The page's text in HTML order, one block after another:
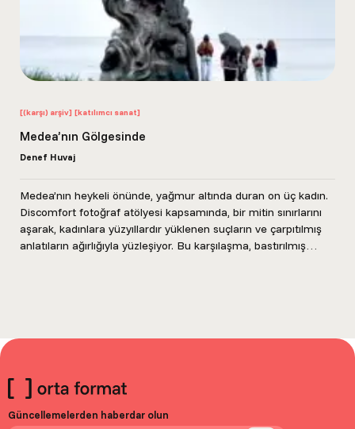
[(karşı) arşiv] [katılımcı sanat]
Medea’nın Gölgesinde
Denef Huvaj
Medea’nın heykeli önünde, yağmur altında duran on üç kadın.
Discomfort fotoğraf atölyesi kapsamında, bir mitin sınırlarını
aşarak, kadınlara yüzyıllardır yüklenen suçların ve çarpıtılmış
anlatıların ağırlığıyla yüzleşiyor. Bu karşılaşma, bastırılmış
Güncellemelerden haberdar olun